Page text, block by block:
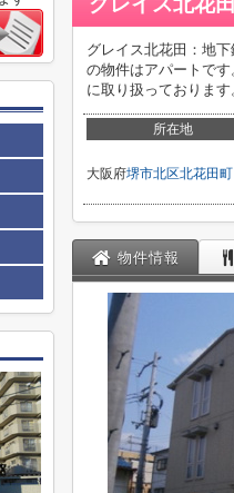
グレイス北花田：地
の物件はアパートで
に取り扱っておりま
所在地
大阪府堺市北区北花田町
物件情報